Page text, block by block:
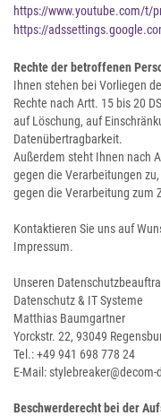
https://www.youtube.com/t/
https://
Rechte der betroffenen
Ihnen stehen bei Vorliegen
Rechte nach Artt. 15 bis 20
auf Löschung, auf
Datenübertragbarkeit.
Außerdem steht Ihnen nach
gegen die Verarbeitungen
gegen die Verarbeitung zum
Kontaktieren Sie uns auf
Impressum.
Unseren
Datenschutz & IT Systeme
Matthias Baumgartner
Yorckstr. 22, 93049
Tel.: +49 941 698 778 24
E-Mail:
Beschwerderecht bei der